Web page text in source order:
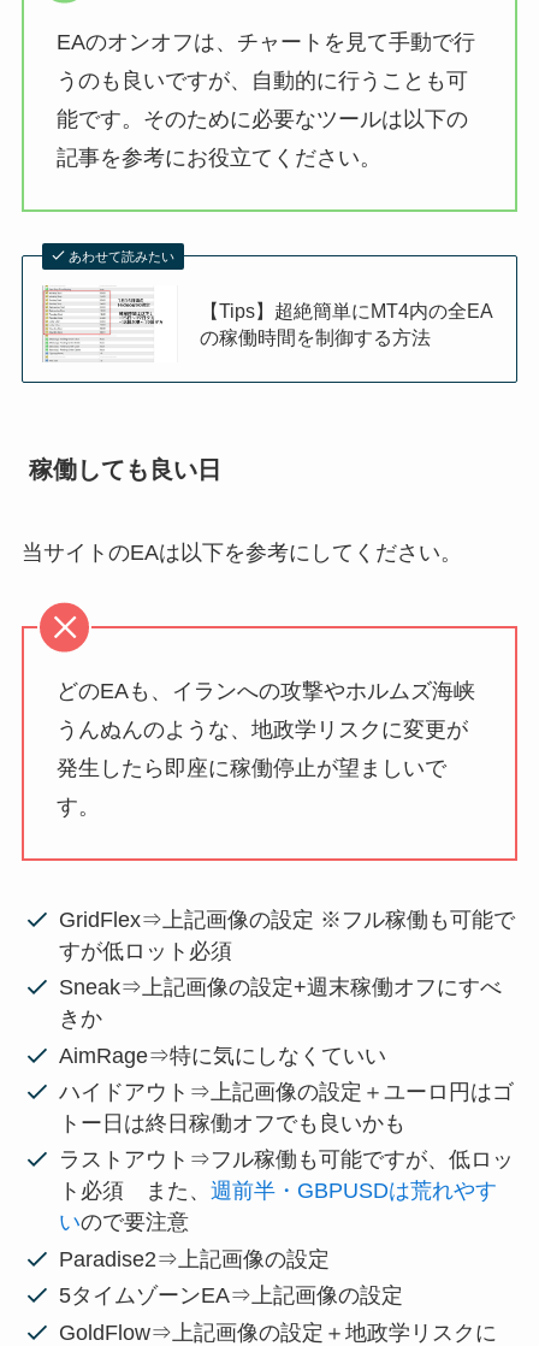
EAのオンオフは、チャートを見て手動で行
うのも良いですが、自動的に行うことも可
能です。そのために必要なツールは以下の
記事を参考にお役立てください。
あわせて読みたい
【Tips】超絶簡単にMT4内の全EA
の稼働時間を制御する方法
稼働しても良い日
当サイトのEAは以下を参考にしてください。
どのEAも、イランへの攻撃やホルムズ海峡
うんぬんのような、地政学リスクに変更が
発生したら即座に稼働停止が望ましいで
す。
GridFlex⇒上記画像の設定 ※フル稼働も可能で
すが低ロット必須
Sneak⇒上記画像の設定+週末稼働オフにすべ
きか
AimRage⇒特に気にしなくていい
ハイドアウト⇒上記画像の設定＋ユーロ円はゴ
トー日は終日稼働オフでも良いかも
ラストアウト⇒フル稼働も可能ですが、低ロッ
ト必須 また、週前半・GBPUSDは荒れやす
いので要注意
Paradise2⇒上記画像の設定
5タイムゾーンEA⇒上記画像の設定
GoldFlow⇒上記画像の設定＋地政学リスクに